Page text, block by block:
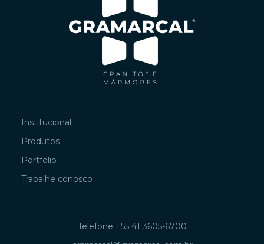
Institucional
Produtos
Portfólio
Trabalhe conosco
Telefone +55 41 3605-6700